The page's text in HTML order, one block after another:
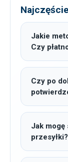
Jakie
Czy
Czy po
Jak
przesyłki?